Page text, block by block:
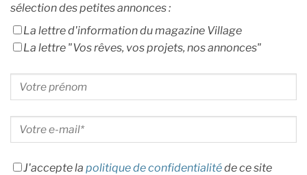
sélection des petites annonces :
La lettre d'information du magazine Village
La lettre "Vos rêves, vos projets, nos annonces"
J'accepte la politique de confidentialitéde ce site